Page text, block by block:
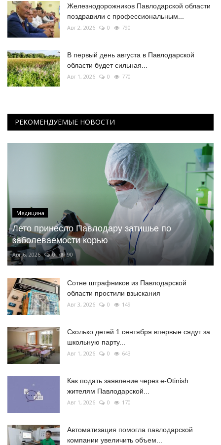
Железнодорожников Павлодарской области
поздравили с профессиональным...
Авг 2, 2026 0 790
В первый день августа в Павлодарской
области будет сильная...
Авг 1, 2026 0 770
РЕКОМЕНДУЕМЫЕ НОВОСТИ
Медицина
Лето принесло Павлодару затишье по
заболеваемости корью
Авг 6, 2026 0 90
Сотне штрафников из Павлодарской
области простили взыскания
Авг 3, 2026 0 149
Сколько детей 1 сентября впервые сядут за
школьную парту...
Авг 1, 2026 0 643
Как подать заявление через e-Otinish
жителям Павлодарской...
Авг 1, 2026 0 170
Автоматизация помогла павлодарской
компании увеличить объем...